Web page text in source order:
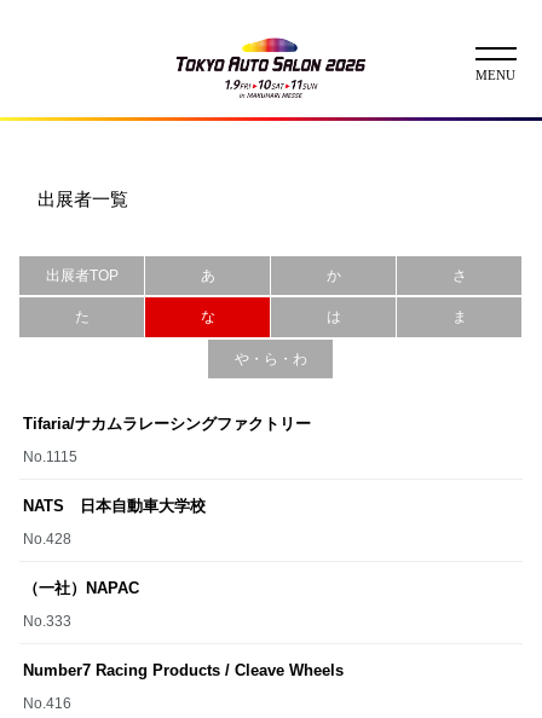
チケット
イベント
出展者
出展者一覧
展示車両一覧
イメージガール
グッズ
開催概要
出展者一覧
出展者TOP あ か さ
た な は ま
や・ら・わ
Tifaria/ナカムラレーシングファクトリー
No.1115
NATS 日本自動車大学校
No.428
（一社）NAPAC
No.333
Number7 Racing Products / Cleave Wheels
No.416